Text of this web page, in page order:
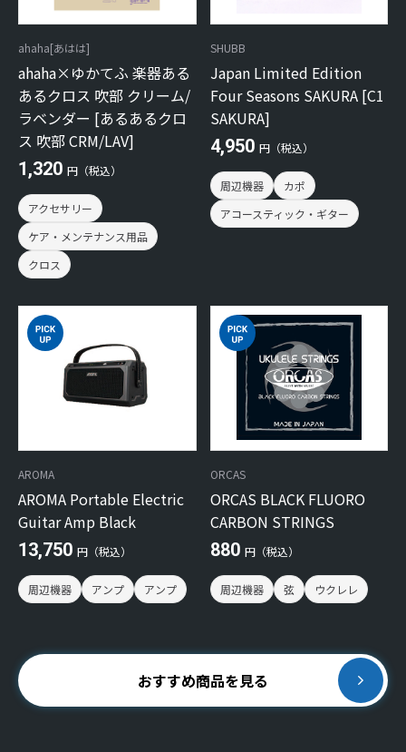
ahaha[あはは]
ahaha×ゆかてふ 楽器ある
あるクロス 吹部 クリーム/
ラベンダー [あるあるクロ
ス 吹部 CRM/LAV]
1,320 円（税込）
アクセサリー
ケア・メンテナンス用品
クロス
SHUBB
Japan Limited Edition
Four Seasons SAKURA [C1
SAKURA]
4,950 円（税込）
周辺機器
カポ
アコースティック・ギター
AROMA
AROMA Portable Electric
Guitar Amp Black
13,750 円（税込）
周辺機器 アンプ アンプ
ORCAS
ORCAS BLACK FLUORO
CARBON STRINGS
880 円（税込）
周辺機器 弦 ウクレレ
おすすめ商品を見る